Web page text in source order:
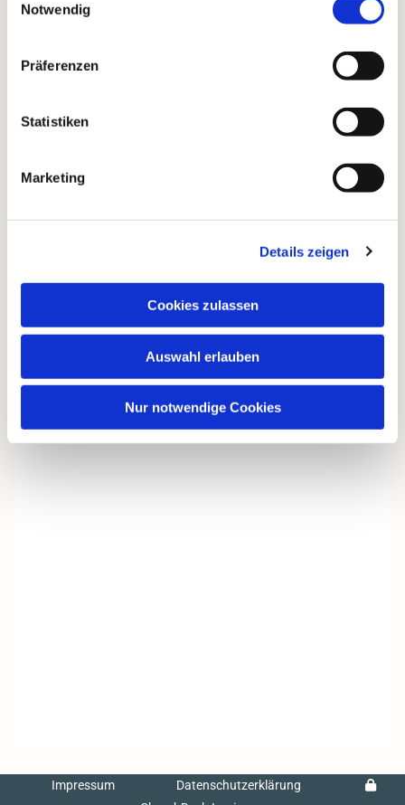
Notwendig
Präferenzen
Statistiken
Marketing
Details zeigen
Cookies zulassen
Auswahl erlauben
Nur notwendige Cookies
Dies könnte Sie auch
interessieren
Impressum
Datenschutzerklärung